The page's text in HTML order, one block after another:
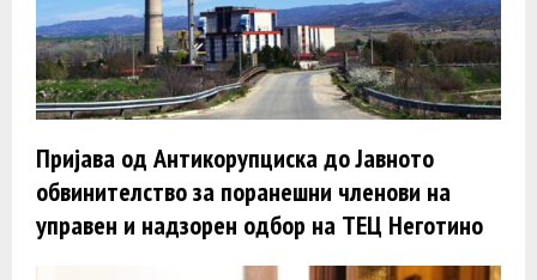
Пријава од Антикорупциска до Јавното
обвинителство за поранешни членови на
управен и надзорен одбор на ТЕЦ Неготино